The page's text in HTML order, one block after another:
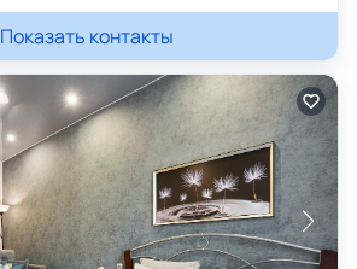
Показать контакты